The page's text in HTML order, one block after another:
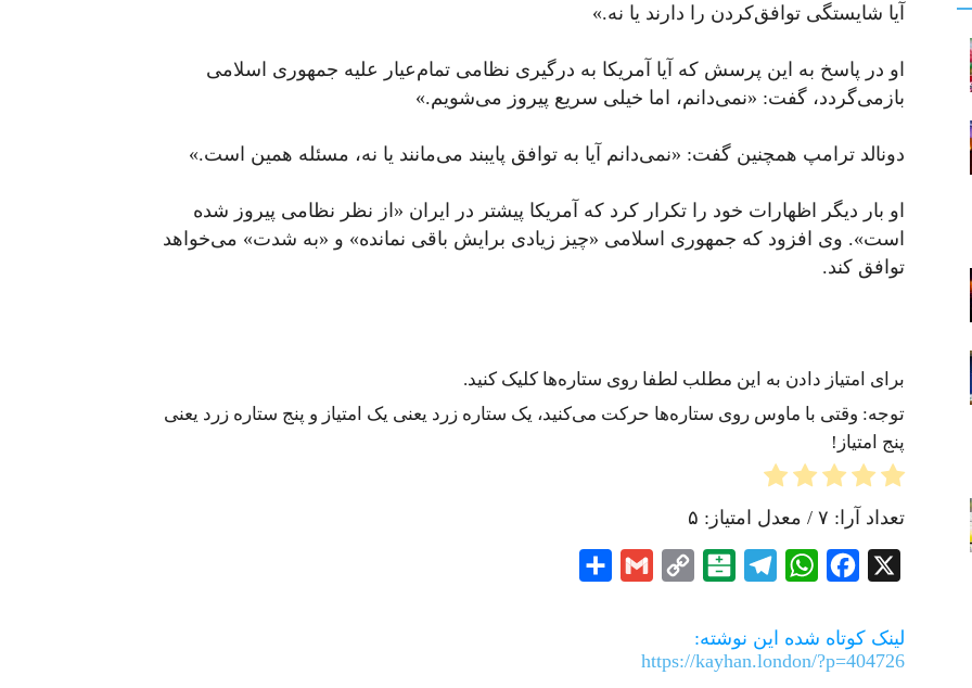
آیا شایستگی توافق‌کردن را دارند یا نه.»
او در پاسخ به این پرسش که آیا آمریکا به درگیری نظامی تمام‌عیار علیه جمهوری اسلامی
بازمی‌گردد، گفت: «نمی‌دانم، اما خیلی سریع پیروز می‌شویم.»
دونالد ترامپ همچنین گفت: «نمی‌دانم آیا به توافق پایبند می‌مانند یا نه، مسئله همین است.»
او بار دیگر اظهارات خود را تکرار کرد که آمریکا پیشتر در ایران «از نظر نظامی پیروز شده
است». وی افزود که جمهوری اسلامی «چیز زیادی برایش باقی نمانده» و «به‌ شدت» می‌خواهد
توافق کند.
برای امتیاز دادن به این مطلب لطفا روی ستاره‌ها کلیک کنید.
توجه: وقتی با ماوس روی ستاره‌ها حرکت می‌کنید، یک ستاره زرد یعنی یک امتیاز و پنج ستاره زرد یعنی
پنج امتیاز!
تعداد آرا: ۷ / معدل امتیاز: ۵
X
Facebook
WhatsApp
Telegram
Balatarin
Copy
Gmail
لینک کوتاه شده این نوشته:
https://kayhan.london/?p=404726